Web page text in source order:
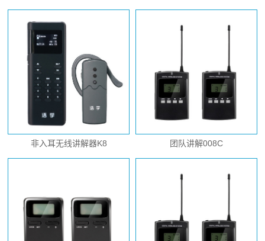
非入耳无线讲解器K8 团队讲解008C